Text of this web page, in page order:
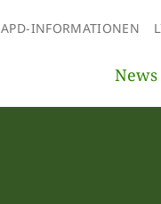
APD-INFORMATIONEN
News